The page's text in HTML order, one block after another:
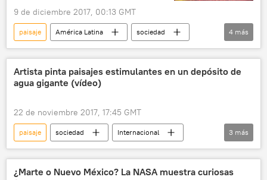
9 de diciembre 2017, 00:13 GMT
paisaje América Latina
sociedad
Internacional
naturaleza
ríos
noticias
4 más
Artista pinta paisajes estimulantes en un depósito de
agua gigante (vídeo)
22 de noviembre 2017, 17:45 GMT
paisaje sociedad
Internacional
América del Norte
Nueva York
noticias
3 más
¿Marte o Nuevo México? La NASA muestra curiosas